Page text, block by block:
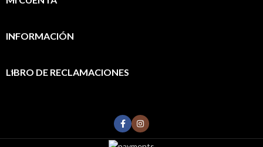
INFORMACIÓN
LIBRO DE RECLAMACIONES